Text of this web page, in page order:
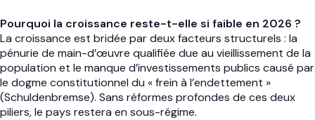
Pourquoi la croissance reste-t-elle si faible en 2026 ?
La croissance est bridée par deux facteurs structurels : la
pénurie de main-d’œuvre qualifiée due au vieillissement de la
population et le manque d’investissements publics causé par
le dogme constitutionnel du « frein à l’endettement »
(Schuldenbremse). Sans réformes profondes de ces deux
piliers, le pays restera en sous-régime.